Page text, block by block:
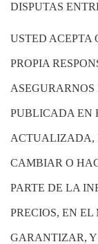
DISPUTAS
USTED ACEPTA
PROPIA
PUBLICADA EN
ACTUALIZADA,
CAMBIAR O
PARTE DE LA
PRECIOS, EN
GARANTIZAR,